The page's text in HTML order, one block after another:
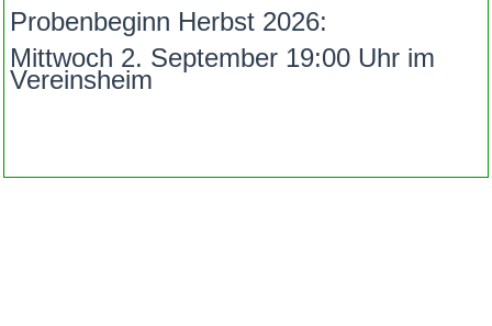
Probenbeginn Herbst 2026:
Mittwoch 2. September 19:00 Uhr im
Vereinsheim